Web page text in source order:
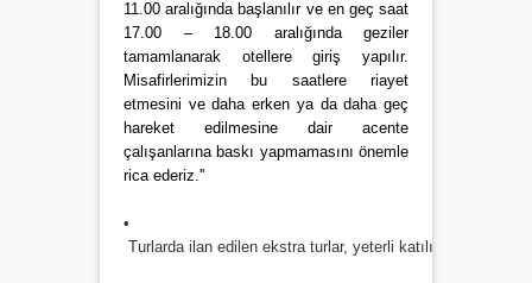
11.00 aralığında başlanılır ve en geç saat
17.00 – 18.00 aralığında geziler
tamamlanarak otellere giriş yapılır.
Misafirlerimizin bu saatlere riayet
etmesini ve daha erken ya da daha geç
hareket edilmesine dair acente
çalışanlarına baskı yapmamasını önemle
rica ederiz.''
•
Turlarda ilan edilen ekstra turlar, yeterli katılım olmadığı